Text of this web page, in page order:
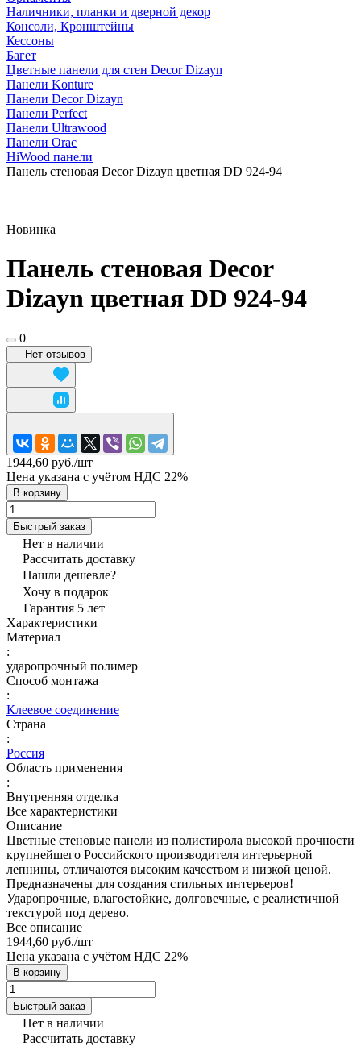
Наличники, планки и дверной декор
Консоли, Кронштейны
Кессоны
Багет
Цветные панели для стен Decor Dizayn
Панели Konture
Панели Decor Dizayn
Панели Perfect
Панели Ultrawood
Панели Orac
HiWood панели
Панель стеновая Decor Dizayn цветная DD 924-94
Новинка
Панель стеновая Decor
Dizayn цветная DD 924-94
0
Нет отзывов
1944,60 руб./шт
Цена указана с учётом НДС 22%
В корзину
Быстрый заказ
Нет в наличии
Рассчитать доставку
Нашли дешевле?
Хочу в подарок
Гарантия 5 лет
Характеристики
Материал
:
ударопрочный полимер
Способ монтажа
:
Клеевое соединение
Страна
:
Россия
Область применения
:
Внутренняя отделка
Все характеристики
Описание
Цветные стеновые панели из полистирола высокой прочности
крупнейшего Российского производителя интерьерной
лепнины, отличаются высоким качеством и низкой ценой.
Предназначены для создания стильных интерьеров!
Ударопрочные, влагостойкие, долговечные, с реалистичной
текстурой под дерево.
Все описание
1944,60 руб./шт
Цена указана с учётом НДС 22%
В корзину
Быстрый заказ
Нет в наличии
Рассчитать доставку